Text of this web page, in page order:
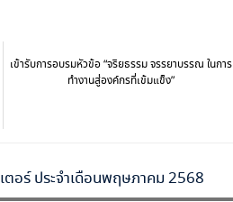
เข้ารับการอบรมหัวข้อ “จริยธรรม จรรยาบรรณ ในการ
ทำงานสู่องค์กรที่เข้มแข็ง”
อร์ ประจำเดือนพฤษภาคม 2568